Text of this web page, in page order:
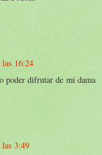
las 16:24
poder difrutar de mi dama
las 3:49